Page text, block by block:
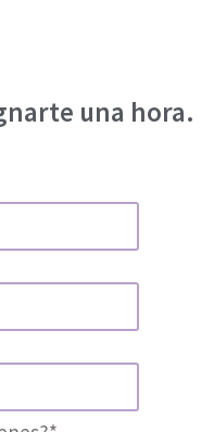
una hora.